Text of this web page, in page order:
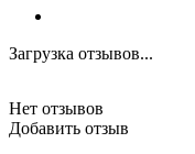
Загрузка отзывов...
Нет отзывов
Добавить отзыв